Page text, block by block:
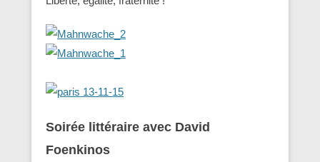
Soirée littéraire avec David
Foenkinos